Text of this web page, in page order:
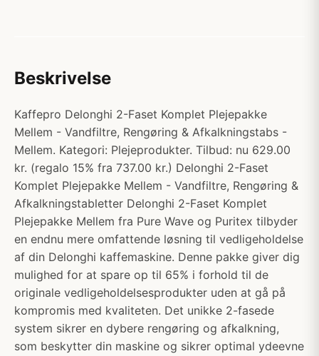
Beskrivelse
Kaffepro Delonghi 2-Faset Komplet Plejepakke
Mellem - Vandfiltre, Rengøring & Afkalkningstabs -
Mellem. Kategori: Plejeprodukter. Tilbud: nu 629.00
kr. (regalo 15% fra 737.00 kr.) Delonghi 2-Faset
Komplet Plejepakke Mellem - Vandfiltre, Rengøring &
Afkalkningstabletter Delonghi 2-Faset Komplet
Plejepakke Mellem fra Pure Wave og Puritex tilbyder
en endnu mere omfattende løsning til vedligeholdelse
af din Delonghi kaffemaskine. Denne pakke giver dig
mulighed for at spare op til 65% i forhold til de
originale vedligeholdelsesprodukter uden at gå på
kompromis med kvaliteten. Det unikke 2-fasede
system sikrer en dybere rengøring og afkalkning,
som beskytter din maskine og sikrer optimal ydeevne